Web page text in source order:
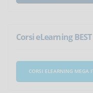
Corsi eLearning BEST
CORSI ELEARNING MEGA